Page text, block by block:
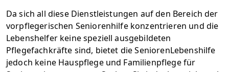
Da sich all diese Dienstleistungen auf den Bereich der
vorpflegerischen Seniorenhilfe konzentrieren und die
Lebenshelfer keine speziell ausgebildeten
Pflegefachkräfte sind, bietet die SeniorenLebenshilfe
jedoch keine Hauspflege und Familienpflege für